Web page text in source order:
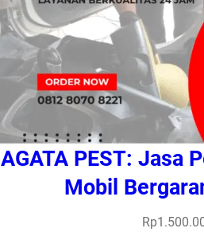
AGATA PEST: Jasa
Mobil
Rp